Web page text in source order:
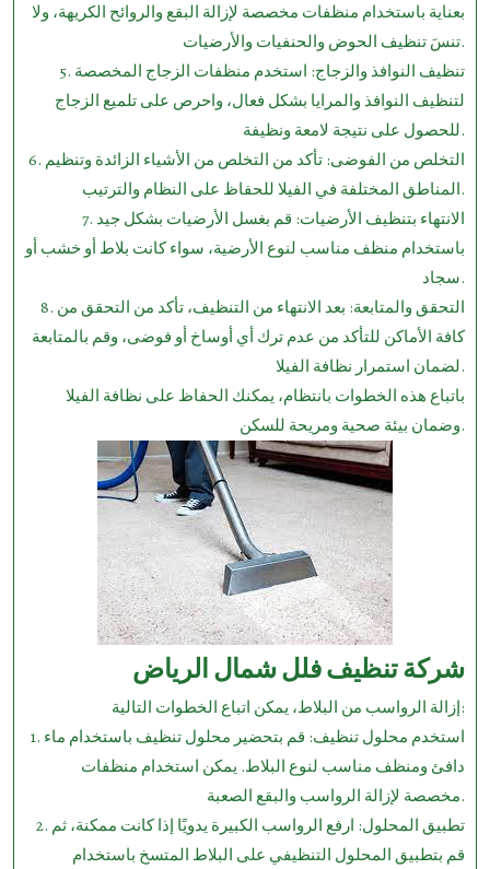
بعناية باستخدام منظفات مخصصة لإزالة البقع والروائح الكريهة، ولا
تنسَ تنظيف الحوض والحنفيات والأرضيات.
5. تنظيف النوافذ والزجاج: استخدم منظفات الزجاج المخصصة
لتنظيف النوافذ والمرايا بشكل فعال، واحرص على تلميع الزجاج
للحصول على نتيجة لامعة ونظيفة.
6. التخلص من الفوضى: تأكد من التخلص من الأشياء الزائدة وتنظيم
المناطق المختلفة في الفيلا للحفاظ على النظام والترتيب.
7. الانتهاء بتنظيف الأرضيات: قم بغسل الأرضيات بشكل جيد
باستخدام منظف مناسب لنوع الأرضية، سواء كانت بلاط أو خشب أو
سجاد.
8. التحقق والمتابعة: بعد الانتهاء من التنظيف، تأكد من التحقق من
كافة الأماكن للتأكد من عدم ترك أي أوساخ أو فوضى، وقم بالمتابعة
لضمان استمرار نظافة الفيلا.
باتباع هذه الخطوات بانتظام، يمكنك الحفاظ على نظافة الفيلا
وضمان بيئة صحية ومريحة للسكن.
شركة تنظيف فلل شمال الرياض
إزالة الرواسب من البلاط، يمكن اتباع الخطوات التالية:
1. استخدم محلول تنظيف: قم بتحضير محلول تنظيف باستخدام ماء
دافئ ومنظف مناسب لنوع البلاط. يمكن استخدام منظفات
مخصصة لإزالة الرواسب والبقع الصعبة.
2. تطبيق المحلول: ارفع الرواسب الكبيرة يدويًا إذا كانت ممكنة، ثم
قم بتطبيق المحلول التنظيفي على البلاط المتسخ باستخدام